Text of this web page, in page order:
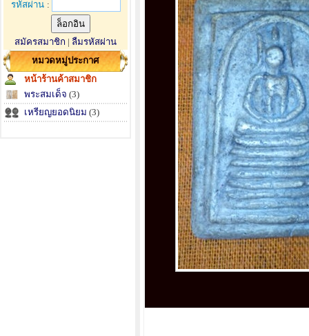
รหัสผ่าน :
สมัครสมาชิก | ลืมรหัสผ่าน
หมวดหมู่ประกาศ
หน้าร้านค้าสมาชิก
พระสมเด็จ (3)
เหรียญยอดนิยม (3)